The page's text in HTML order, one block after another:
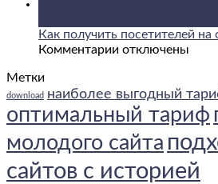
трафика:
как
заработать
Как получить посетителей на
Комментарии к
получить
посетителей
на
сайт
бесплатно?
отключены
Метки
download наиболее выгодный
оптимальный тариф
молодого сайта
сайтов с историей